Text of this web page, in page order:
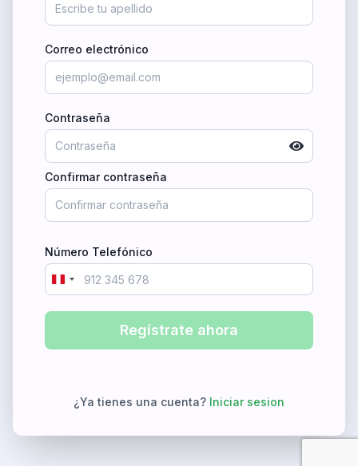
Correo electrónico
Contraseña
Confirmar contraseña
Número Telefónico
Peru
Regístrate ahora
¿Ya tienes una cuenta? Iniciar sesion